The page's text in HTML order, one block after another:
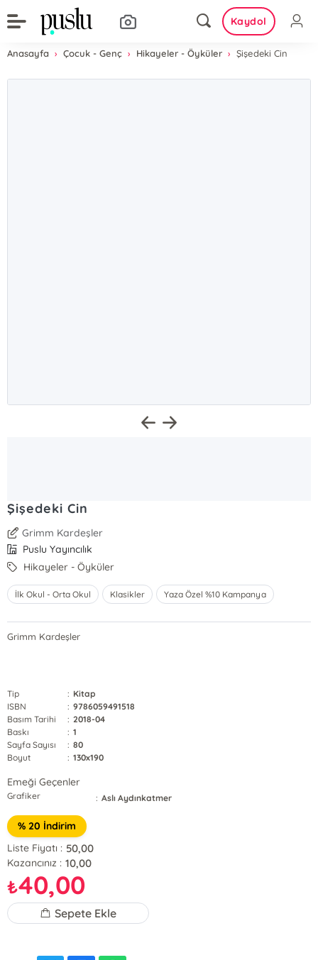
Kaydol
Anasayfa Çocuk - Genç Hikayeler - Öyküler Şişedeki Cin
Şişedeki Cin
Grimm Kardeşler
Puslu Yayıncılık
Hikayeler - Öyküler
İlk Okul - Orta Okul Klasikler Yaza Özel %10 Kampanya
Grimm Kardeşler
Tip : Kitap
ISBN
: 9786059491518
Basım Tarihi
: 2018-04
Baskı
: 1
Sayfa Sayısı
: 80
Boyut
: 130x190
Emeği Geçenler
Grafiker : Aslı Aydınkatmer
% 20 İndirim
Liste Fiyatı : 50,00
Kazancınız : 10,00
₺40,00
Sepete Ekle